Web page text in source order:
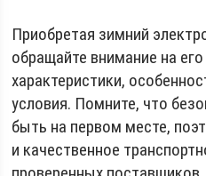
Приобретая зимний
обращайте внимание на его
характеристики,
условия. Помните, что
быть на первом месте,
и качественное